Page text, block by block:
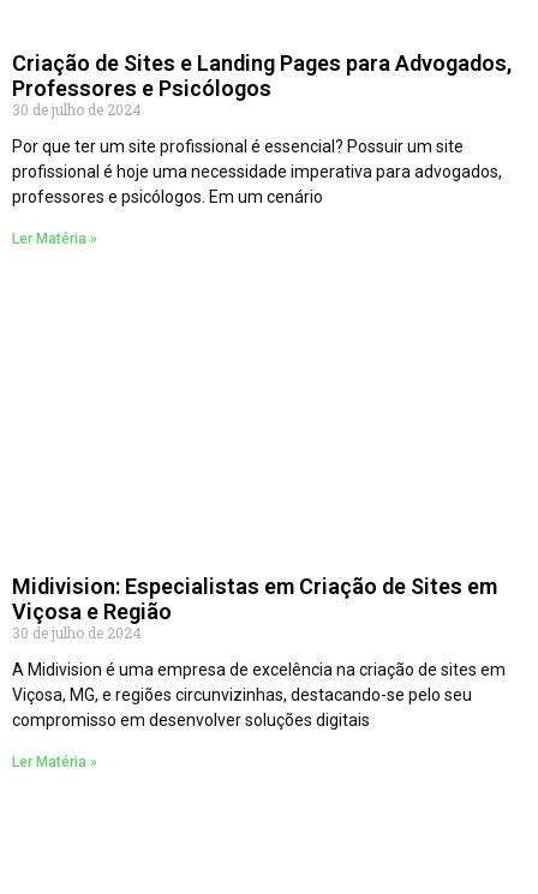
Criação de Sites e Landing Pages para Advogados,
Professores e Psicólogos
30 de julho de 2024
Por que ter um site profissional é essencial? Possuir um site
profissional é hoje uma necessidade imperativa para advogados,
professores e psicólogos. Em um cenário
Ler Matéria »
Midivision: Especialistas em Criação de Sites em
Viçosa e Região
30 de julho de 2024
A Midivision é uma empresa de excelência na criação de sites em
Viçosa, MG, e regiões circunvizinhas, destacando-se pelo seu
compromisso em desenvolver soluções digitais
Ler Matéria »